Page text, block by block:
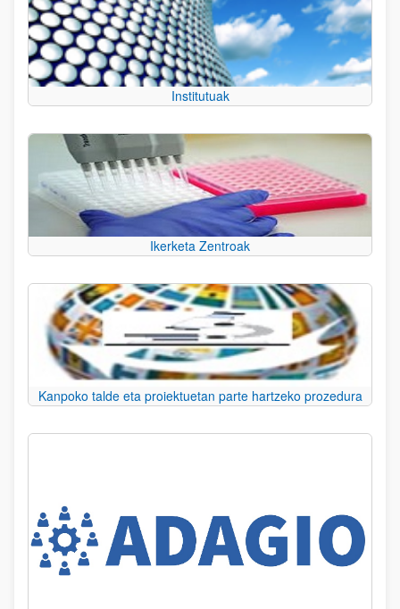
Institutuak
Ikerketa Zentroak
Kanpoko talde eta proiektuetan parte hartzeko prozedura